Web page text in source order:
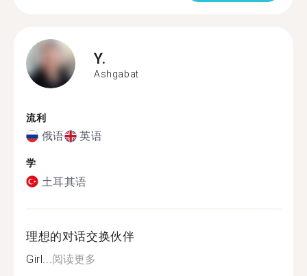
Y.
Ashgabat
流利
俄语 英语
学
土耳其语
理想的对话交换伙伴
Girl... 阅读更多